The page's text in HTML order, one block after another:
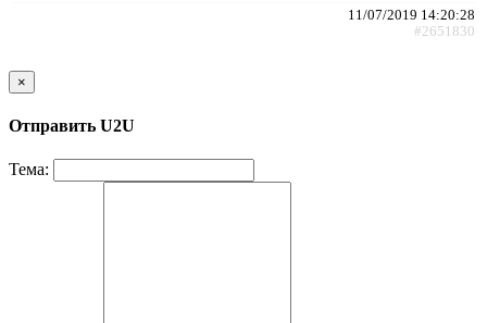
11/07/2019 14:20:28
#2651830
×
Отправить U2U
Тема: